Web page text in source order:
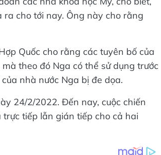
các nhà khoa học Mỹ, cho biết,
cho tới nay. Ông này cho rằng
Quốc cho rằng các tuyên bố của
theo đó Nga có thể sử dụng trước
nhà nước Nga bị đe dọa.
24/2/2022. Đến nay, cuộc chiến
tiếp lẫn gián tiếp cho cả hai